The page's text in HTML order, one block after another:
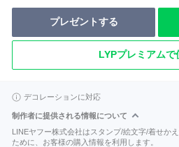
プレゼントする
LYPプレミアムで
デコレーションに対応
制作者に提供される情報について
LINEヤフー株式会社はスタンプ/絵文字/着せか
ために、お客様の購入情報を利用します。